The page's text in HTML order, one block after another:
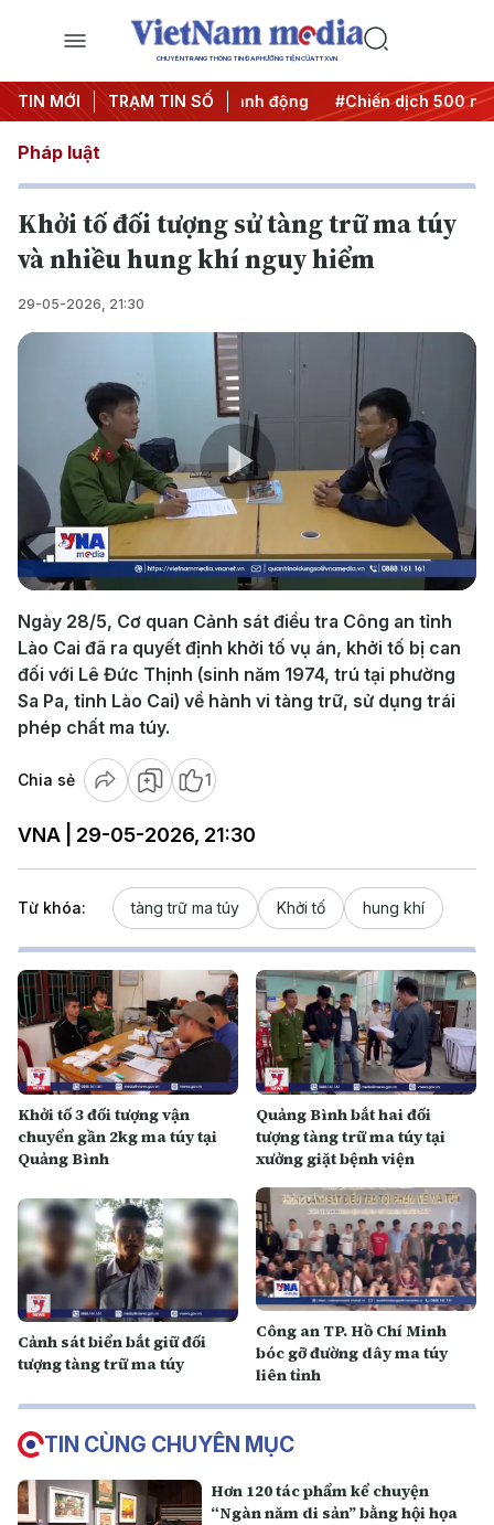
CHUYÊN TRANG THÔNG TIN ĐA PHƯƠNG TIỆN CỦA TTXVN
TIN MỚI TRẠM TIN SỐ
Nghị quyết thành hành động #Chiến dịch 500 ngày
Pháp luật
Khởi tố đối tượng sử tàng trữ ma túy
và nhiều hung khí nguy hiểm
29-05-2026, 21:30
Play
Video
Ngày 28/5, Cơ quan Cảnh sát điều tra Công an tỉnh
Lào Cai đã ra quyết định khởi tố vụ án, khởi tố bị can
đối với Lê Đức Thịnh (sinh năm 1974, trú tại phường
Sa Pa, tỉnh Lào Cai) về hành vi tàng trữ, sử dụng trái
phép chất ma túy.
Chia sẻ 1
VNA | 29-05-2026, 21:30
Từ khóa: tàng trữ ma túy Khởi tố hung khí
Khởi tố 3 đối tượng vận
chuyển gần 2kg ma túy tại
Quảng Bình
Quảng Bình bắt hai đối
tượng tàng trữ ma túy tại
xưởng giặt bệnh viện
Cảnh sát biển bắt giữ đối
tượng tàng trữ ma túy
Công an TP. Hồ Chí Minh
bóc gỡ đường dây ma túy
liên tỉnh
TIN CÙNG CHUYÊN MỤC
Hơn 120 tác phẩm kể chuyện
“Ngàn năm di sản” bằng hội họa